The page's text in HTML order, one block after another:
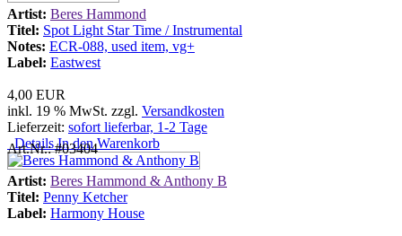
Artist: Beres Hammond
Titel: Spot Light Star Time / Instrumental
Notes: ECR-088, used item, vg+
Label: Eastwest
4,00 EUR
inkl. 19 % MwSt. zzgl. Versandkosten
Lieferzeit: sofort lieferbar, 1-2 Tage
DetailsIn den Warenkorb
Art.Nr.: #03404
Artist: Beres Hammond & Anthony B
Titel: Penny Ketcher
Label: Harmony House